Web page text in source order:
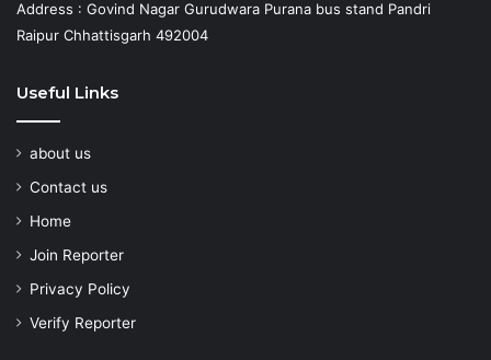
Address : Govind Nagar Gurudwara Purana bus stand Pandri
Raipur Chhattisgarh 492004
Useful Links
about us
Contact us
Home
Join Reporter
Privacy Policy
Verify Reporter